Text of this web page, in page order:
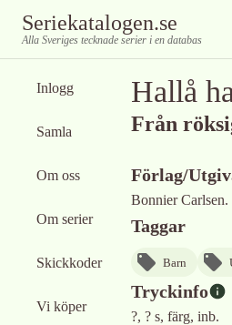
Seriekatalogen.se
Alla Sveriges tecknade serier i en databas
Inlogg
Samla
Om oss
Om serier
Skickkoder
Vi köper
Hallå
Från
Förlag/
Bonnier Carlsen.
Taggar
Barn
Tryckinfo
?, ? s, färg, inb.